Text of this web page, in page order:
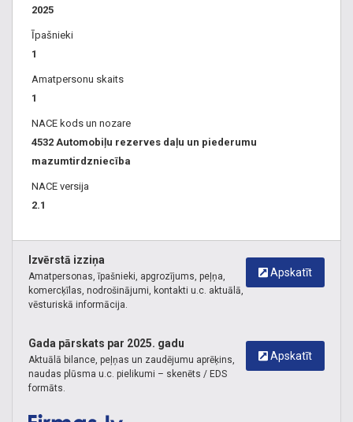
2025
Īpašnieki
1
Amatpersonu skaits
1
NACE kods un nozare
4532 Automobiļu rezerves daļu un piederumu
mazumtirdzniecība
NACE versija
2.1
Apskatīt
Izvērstā izziņa
Amatpersonas, īpašnieki, apgrozījums, peļņa,
komercķīlas, nodrošinājumi, kontakti u.c. aktuālā,
vēsturiskā informācija.
Apskatīt
Gada pārskats par 2025. gadu
Aktuālā bilance, peļņas un zaudējumu aprēķins,
naudas plūsma u.c. pielikumi – skenēts / EDS
formāts.